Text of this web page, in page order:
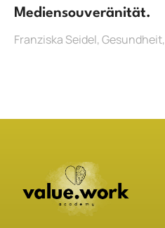
Mediensouveränität.
Franziska Seidel,Gesundheit,